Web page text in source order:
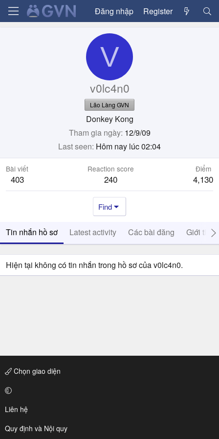
Đăng nhập Register
V
v0lc4n0
Lão Làng GVN
Donkey Kong
Tham gia ngày 12/9/09
Last seen Hôm nay lúc 02:04
Bài viết
403
Reaction score
240
Điểm
4,130
Find
Tin nhắn hồ sơ Latest activity Các bài đăng Giới thiệu
Hiện tại không có tin nhắn trong hồ sơ của v0lc4n0.
Chọn giao diện
Liên hệ
Quy định và Nội quy